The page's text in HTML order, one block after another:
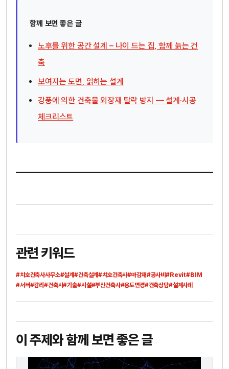
함께 보면 좋은 글
노후를 위한 공간 설계 – 나이 드는 집, 함께 늙는 건
축
보여지는 도면, 읽히는 설계
강풍에 의한 건축물 외장재 탈락 방지 — 설계·시공
체크리스트
관련 키워드
#치호건축사사무소#설계#건축설계#치호건축사#마감재#공사비#Revit#BIM
#서버#감리#건축사#기술#시설#부산건축사#용도변경#건축상담#설계사례
이 주제와 함께 보면 좋은 글